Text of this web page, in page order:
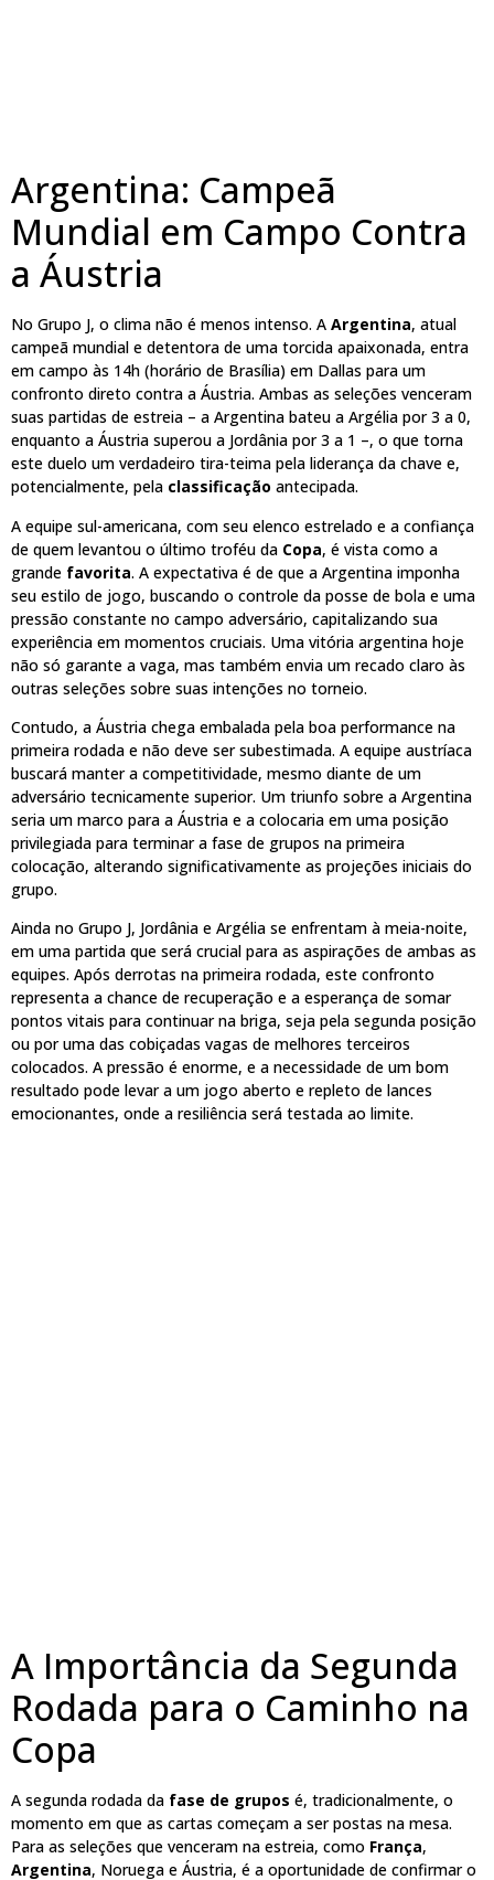
Argentina: Campeã
Mundial em Campo Contra
a Áustria
No Grupo J, o clima não é menos intenso. A Argentina, atual
campeã mundial e detentora de uma torcida apaixonada, entra
em campo às 14h (horário de Brasília) em Dallas para um
confronto direto contra a Áustria. Ambas as seleções venceram
suas partidas de estreia – a Argentina bateu a Argélia por 3 a 0,
enquanto a Áustria superou a Jordânia por 3 a 1 –, o que torna
este duelo um verdadeiro tira-teima pela liderança da chave e,
potencialmente, pela classificação antecipada.
A equipe sul-americana, com seu elenco estrelado e a confiança
de quem levantou o último troféu da Copa, é vista como a
grande favorita. A expectativa é de que a Argentina imponha
seu estilo de jogo, buscando o controle da posse de bola e uma
pressão constante no campo adversário, capitalizando sua
experiência em momentos cruciais. Uma vitória argentina hoje
não só garante a vaga, mas também envia um recado claro às
outras seleções sobre suas intenções no torneio.
Contudo, a Áustria chega embalada pela boa performance na
primeira rodada e não deve ser subestimada. A equipe austríaca
buscará manter a competitividade, mesmo diante de um
adversário tecnicamente superior. Um triunfo sobre a Argentina
seria um marco para a Áustria e a colocaria em uma posição
privilegiada para terminar a fase de grupos na primeira
colocação, alterando significativamente as projeções iniciais do
grupo.
Ainda no Grupo J, Jordânia e Argélia se enfrentam à meia-noite,
em uma partida que será crucial para as aspirações de ambas as
equipes. Após derrotas na primeira rodada, este confronto
representa a chance de recuperação e a esperança de somar
pontos vitais para continuar na briga, seja pela segunda posição
ou por uma das cobiçadas vagas de melhores terceiros
colocados. A pressão é enorme, e a necessidade de um bom
resultado pode levar a um jogo aberto e repleto de lances
emocionantes, onde a resiliência será testada ao limite.
A Importância da Segunda
Rodada para o Caminho na
Copa
A segunda rodada da fase de grupos é, tradicionalmente, o
momento em que as cartas começam a ser postas na mesa.
Para as seleções que venceram na estreia, como França,
Argentina, Noruega e Áustria, é a oportunidade de confirmar o